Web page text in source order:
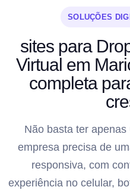
SOLUÇÕES
sites para
Virtual em
completa
Não basta ter
empresa precisa de
responsiva, com
experiência no celular,